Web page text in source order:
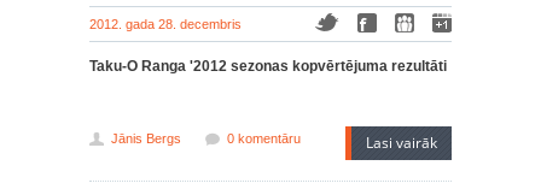
2012. gada 28. decembris
Taku-O Ranga '2012 sezonas kopvērtējuma rezultāti
Jānis Bergs 0 komentāru Lasi vairāk